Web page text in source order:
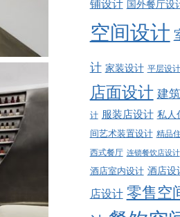
铺设计 国外餐厅设
空间设计
计 家装设计 平层设计
店面设计 建
计 服装店设计 私人
间艺术装置设计 精品
西式餐厅 连锁餐饮店设计
酒店室内设计 酒店设
店设计 零售空